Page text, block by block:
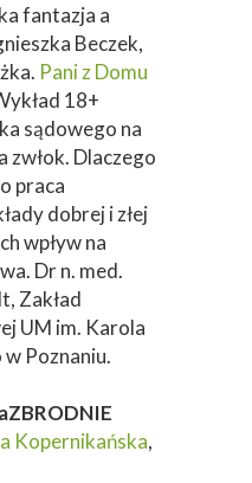
fantazja a
Beczek,
Pani z Domu
18+
sądowego na
zwłok. Dlaczego
praca
dobrej i złej
wpływ na
Dr n. med.
Zakład
UM im. Karola
Poznaniu.
ZBRODNIE
Kopernikańska,